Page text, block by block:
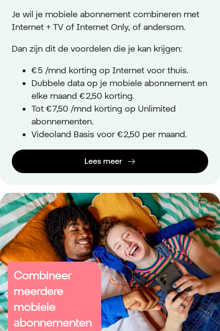
Je wil je mobiele abonnement combineren met
Internet + TV of Internet Only, of andersom.
Dan zijn dit de voordelen die je kan krijgen:
€ 5 /mnd korting op Internet voor thuis.
Dubbele data op je mobiele abonnement en
elke maand € 2,50 korting.
Tot € 7,50 /mnd korting op Unlimited
abonnementen.
Videoland Basis voor € 2,50 per maand.
Lees meer
Combineer
meerdere
mobiele
abonnementen